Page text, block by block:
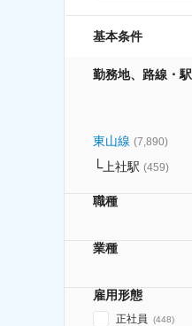
基本条件
勤務地、路線・駅
東山線 (7,890)
上社駅 (459)
職種
業種
雇用形態
正社員 (448)